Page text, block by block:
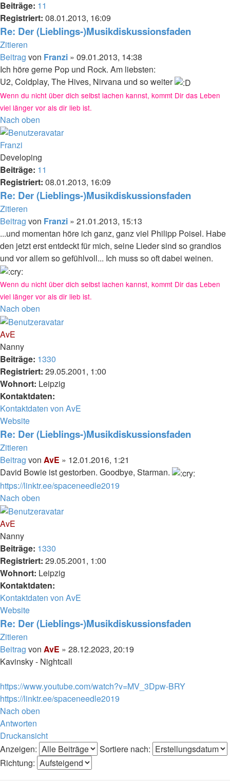
Beiträge: 11
Registriert: 08.01.2013, 16:09
Re: Der (Lieblings-)Musikdiskussionsfaden
Zitieren
Beitrag von Franzi » 09.01.2013, 14:38
Ich höre gerne Pop und Rock. Am liebsten:
U2, Coldplay, The Hives, Nirvana und so weiter
Wenn du nicht über dich selbst lachen kannst, kommt Dir das Leben
viel länger vor als dir lieb ist.
Nach oben
Franzi
Developing
Beiträge: 11
Registriert: 08.01.2013, 16:09
Re: Der (Lieblings-)Musikdiskussionsfaden
Zitieren
Beitrag von Franzi » 21.01.2013, 15:13
...und momentan höre ich ganz, ganz viel Philipp Poisel. Habe
den jetzt erst entdeckt für mich, seine Lieder sind so grandios
und vor allem so gefühlvoll... Ich muss so oft dabei weinen.
Wenn du nicht über dich selbst lachen kannst, kommt Dir das Leben
viel länger vor als dir lieb ist.
Nach oben
AvE
Nanny
Beiträge: 1330
Registriert: 29.05.2001, 1:00
Wohnort: Leipzig
Kontaktdaten:
Kontaktdaten von AvE
Website
Re: Der (Lieblings-)Musikdiskussionsfaden
Zitieren
Beitrag von AvE » 12.01.2016, 1:21
David Bowie ist gestorben. Goodbye, Starman.
https://linktr.ee/spaceneedle2019
Nach oben
AvE
Nanny
Beiträge: 1330
Registriert: 29.05.2001, 1:00
Wohnort: Leipzig
Kontaktdaten:
Kontaktdaten von AvE
Website
Re: Der (Lieblings-)Musikdiskussionsfaden
Zitieren
Beitrag von AvE » 28.12.2023, 20:19
Kavinsky - Nightcall
https://www.youtube.com/watch?v=MV_3Dpw-BRY
https://linktr.ee/spaceneedle2019
Nach oben
Antworten
Druckansicht
Anzeigen:
Sortiere nach:
Richtung: